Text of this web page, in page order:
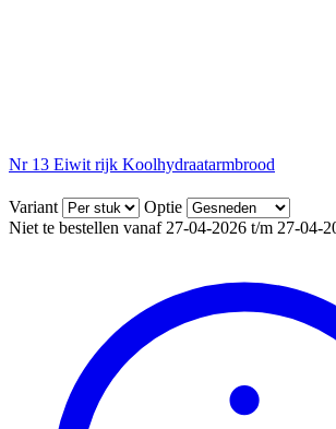
Nr 13 Eiwit rijk Koolhydraatarmbrood
Variant
Optie
Niet te bestellen vanaf 27-04-2026 t/m 27-04-